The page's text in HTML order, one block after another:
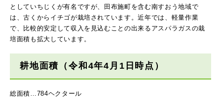
としていちじくが有名ですが、田布施町を含む南すおう地域で
は、古くからイチゴが栽培されています。近年では、軽量作業
で、比較的安定して収入を見込むことの出来るアスパラガスの栽
培面積も拡大しています。
耕地面積（令和4年4月1日時点）
総面積…784ヘクタール